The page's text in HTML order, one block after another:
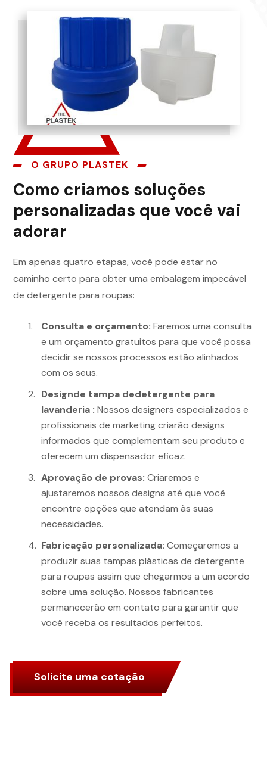
O GRUPO PLASTEK
Como criamos soluções
personalizadas que você vai
adorar
Em apenas quatro etapas, você pode estar no
caminho certo para obter uma embalagem impecável
de detergente para roupas:
Consulta e orçamento: Faremos uma consulta
e um orçamento gratuitos para que você possa
decidir se nossos processos estão alinhados
com os seus.
Designde tampa dedetergente para
lavanderia : Nossos designers especializados e
profissionais de marketing criarão designs
informados que complementam seu produto e
oferecem um dispensador eficaz.
Aprovação de provas: Criaremos e
ajustaremos nossos designs até que você
encontre opções que atendam às suas
necessidades.
Fabricação personalizada: Começaremos a
produzir suas tampas plásticas de detergente
para roupas assim que chegarmos a um acordo
sobre uma solução. Nossos fabricantes
permanecerão em contato para garantir que
você receba os resultados perfeitos.
Solicite uma cotação